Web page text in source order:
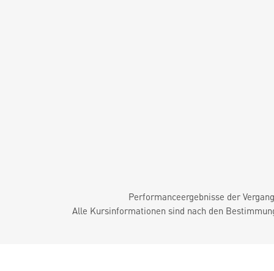
Performanceergebnisse der
Alle Kursinformationen sind nach den